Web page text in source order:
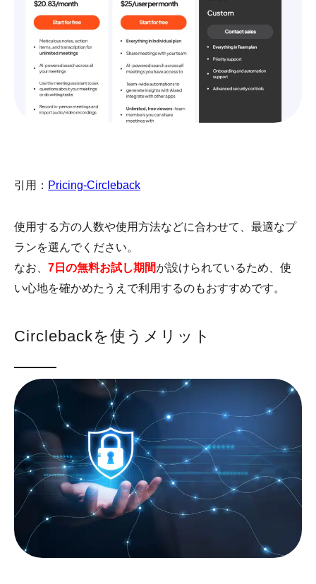
引用： Pricing-Circleback
使用する方の人数や使用方法などに合わせて、最適なプ
ランを選んでください。
なお、 7日の無料お試し期間が設けられているため、使
い心地を確かめたうえで利用するのもおすすめです。
Circlebackを使うメリット